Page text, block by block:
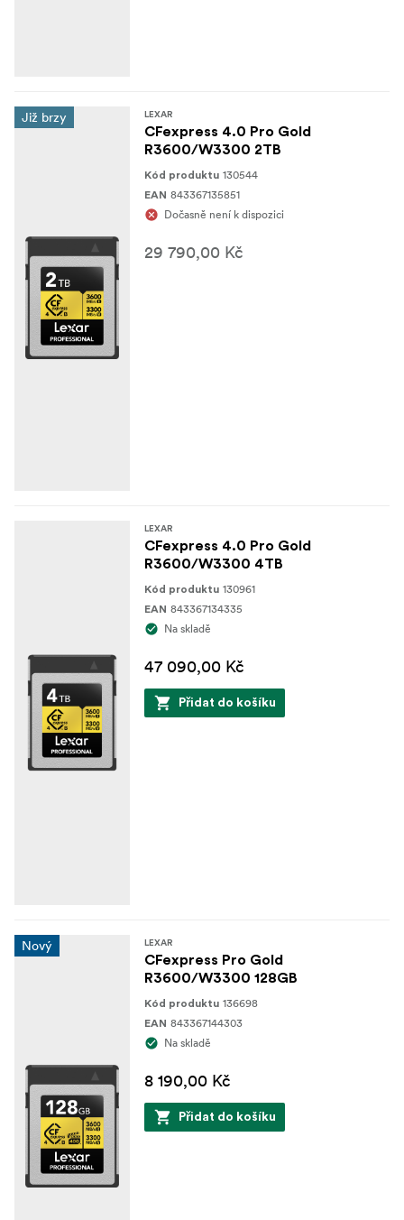
Již brzy LEXAR
CFexpress 4.0 Pro Gold
R3600/W3300 2TB
Kód produktu 130544
EAN 843367135851
Dočasně není k dispozici
29 790,00 Kč
LEXAR
CFexpress 4.0 Pro Gold
R3600/W3300 4TB
Kód produktu 130961
EAN 843367134335
Na skladě
47 090,00 Kč
Přidat do košíku
Nový LEXAR
CFexpress Pro Gold
R3600/W3300 128GB
Kód produktu 136698
EAN 843367144303
Na skladě
8 190,00 Kč
Přidat do košíku